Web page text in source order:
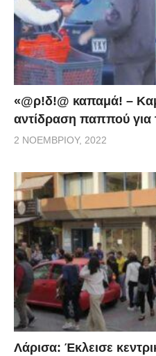
«@ρ!δ!@ καπαμά! –
αντίδραση παππού για
2 ΝΟΕΜΒΡΊΟΥ, 2022
Λάρισα: Έκλεισε